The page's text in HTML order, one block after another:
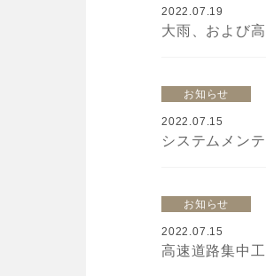
2022.07.19
大雨、および
お知らせ
2022.07.15
お知らせ
2022.07.15
高速道路集中